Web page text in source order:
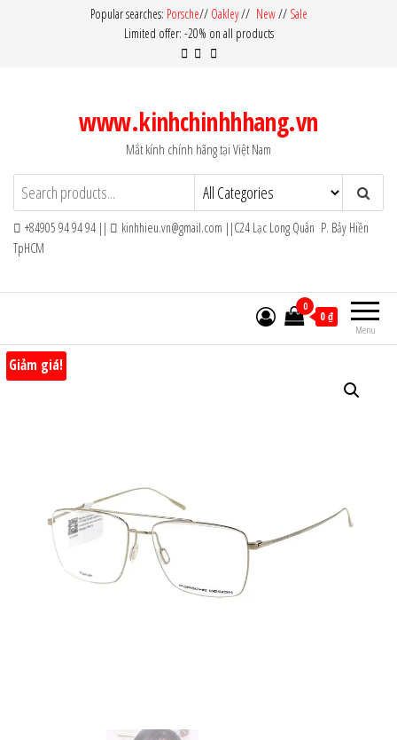
Popular searches: Porsche// Oakley// New// Sale
Limited offer: -20% on all products
www.kinhchinhhhang.vn
Mắt kính chính hãng tại Việt Nam
+84905 94 94 94 ||
kinhhieu.vn@gmail.com ||C24 Lạc Long Quân P. Bảy Hiền
TpHCM
Menu
0
0 ₫
Giảm giá!